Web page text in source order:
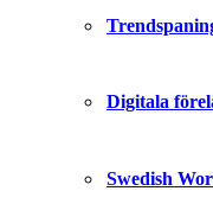
Digitala
Swedish